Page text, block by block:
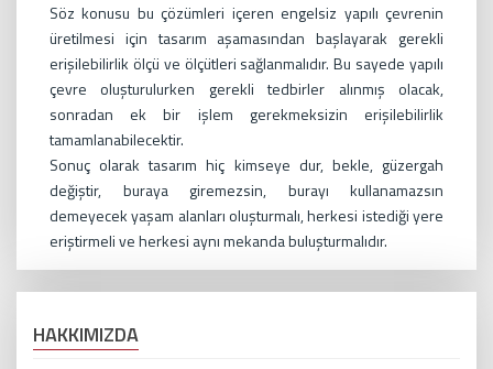
Söz konusu bu çözümleri içeren engelsiz yapılı çevrenin
üretilmesi için tasarım aşamasından başlayarak gerekli
erişilebilirlik ölçü ve ölçütleri sağlanmalıdır. Bu sayede yapılı
çevre oluşturulurken gerekli tedbirler alınmış olacak,
sonradan ek bir işlem gerekmeksizin erişilebilirlik
tamamlanabilecektir.
Sonuç olarak tasarım hiç kimseye dur, bekle, güzergah
değiştir, buraya giremezsin, burayı kullanamazsın
demeyecek yaşam alanları oluşturmalı, herkesi istediği yere
eriştirmeli ve herkesi aynı mekanda buluşturmalıdır.
HAKKIMIZDA